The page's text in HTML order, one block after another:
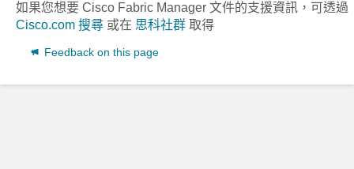
如果您想要 Cisco Fabric Manager 文件的支援資訊，可透過
Cisco.com 搜尋 或在 思科社群 取得
Feedback on this page